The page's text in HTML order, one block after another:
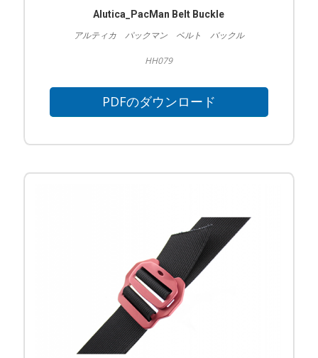
Alutica_PacMan Belt Buckle
アルティカ パックマン ベルト バックル
HH079
PDFのダウンロード